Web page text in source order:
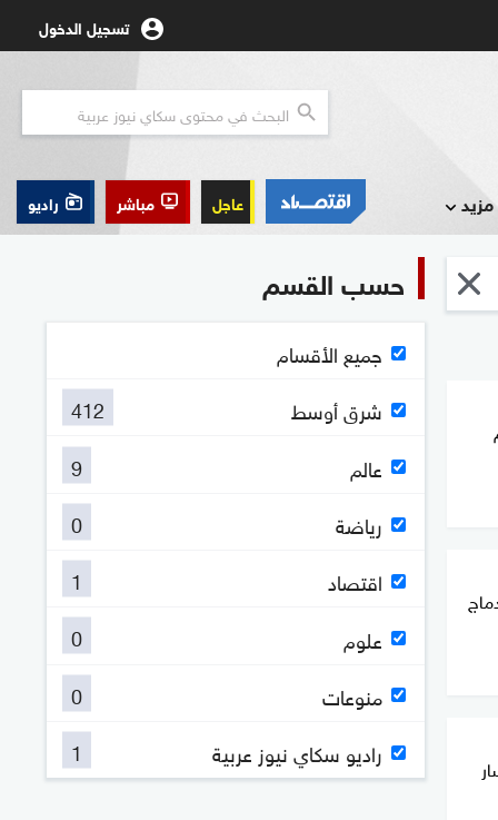
تسجيل الدخول
مزيد عاجل مباشر راديو
حسب القسم
جميع الأقسام
شرق أوسط
412
عالم
9
رياضة
0
اقتصاد
1
علوم
0
منوعات
0
راديو سكاي نيوز عربية
1